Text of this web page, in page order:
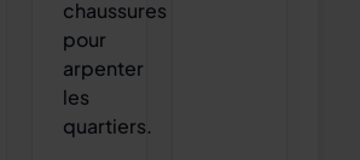
chaussures
pour
arpenter
les
quartiers.